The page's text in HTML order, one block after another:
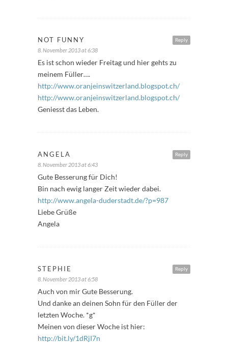
Reply
NOT FUNNY
8. November 2013 at 6:38
Es ist schon wieder Freitag und hier gehts zu
meinem Füller….
http://www.oranjeinswitzerland.blogspot.ch/
http://www.oranjeinswitzerland.blogspot.ch/
Geniesst das Leben.
Reply
ANGELA
8. November 2013 at 6:43
Gute Besserung für Dich!
Bin nach ewig langer Zeit wieder dabei.
http://www.angela-duderstadt.de/?p=987
Liebe Grüße
Angela
Reply
STEPHIE
8. November 2013 at 6:58
Auch von mir Gute Besserung.
Und danke an deinen Sohn für den Füller der
letzten Woche. *g*
Meinen von dieser Woche ist hier:
http://bit.ly/1dRjI7n